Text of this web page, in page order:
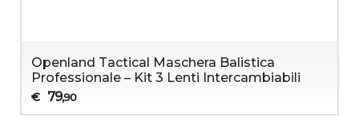
Openland Tactical Maschera Balistica
Professionale – Kit 3 Lenti Intercambiabili
€ 79,90